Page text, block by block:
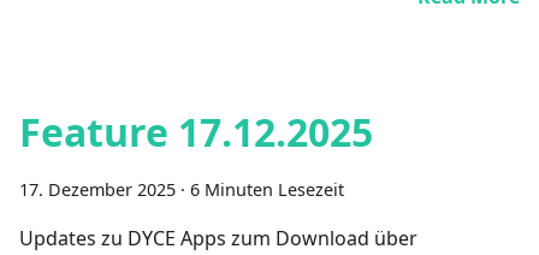
Feature 17.12.2025
17. Dezember 2025 · 6 Minuten Lesezeit
Updates zu DYCE Apps zum Download über